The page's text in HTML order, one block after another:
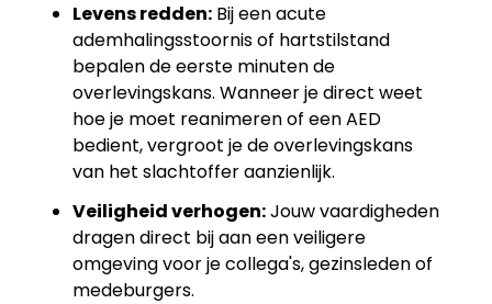
Levens redden: Bij een acute
ademhalingsstoornis of hartstilstand
bepalen de eerste minuten de
overlevingskans. Wanneer je direct weet
hoe je moet reanimeren of een AED
bedient, vergroot je de overlevingskans
van het slachtoffer aanzienlijk.
Veiligheid verhogen:Jouw vaardigheden
dragen direct bij aan een veiligere
omgeving voor je collega's, gezinsleden of
medeburgers.